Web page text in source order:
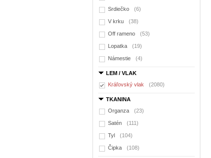
Srdiečko (6)
V krku (38)
Off rameno (53)
Lopatka (19)
Námestie (4)
LEM / VLAK
Kráľovský vlak
(2080)
TKANINA
Organza
(23)
Satén (111)
Tyl (104)
Čipka (108)